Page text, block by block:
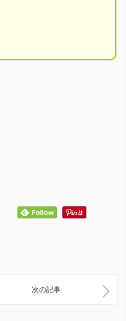
次の記事